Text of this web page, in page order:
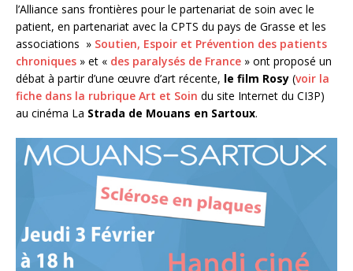
l’Alliance sans frontières pour le partenariat de soin avec le
patient, en partenariat avec la CPTS du pays de Grasse et les
associations » Soutien, Espoir et Prévention des patients
chroniques » et « des paralysés de France » ont proposé un
débat à partir d’une œuvre d’art récente, le film Rosy (voir la
fiche dans la rubrique Art et Soin du site Internet du CI3P)
au cinéma La Strada de Mouans en Sartoux.